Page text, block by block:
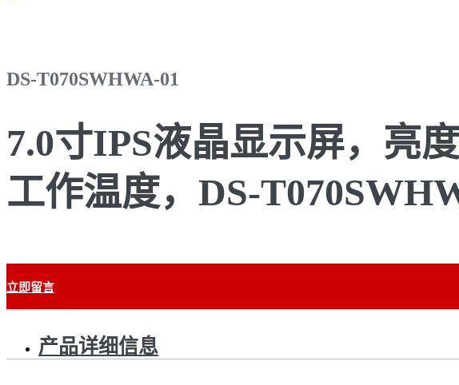
DS-T070SWHWA-01
7.0寸IPS液晶显示屏，亮
工作温度，DS-
立即留言
产品详细信息